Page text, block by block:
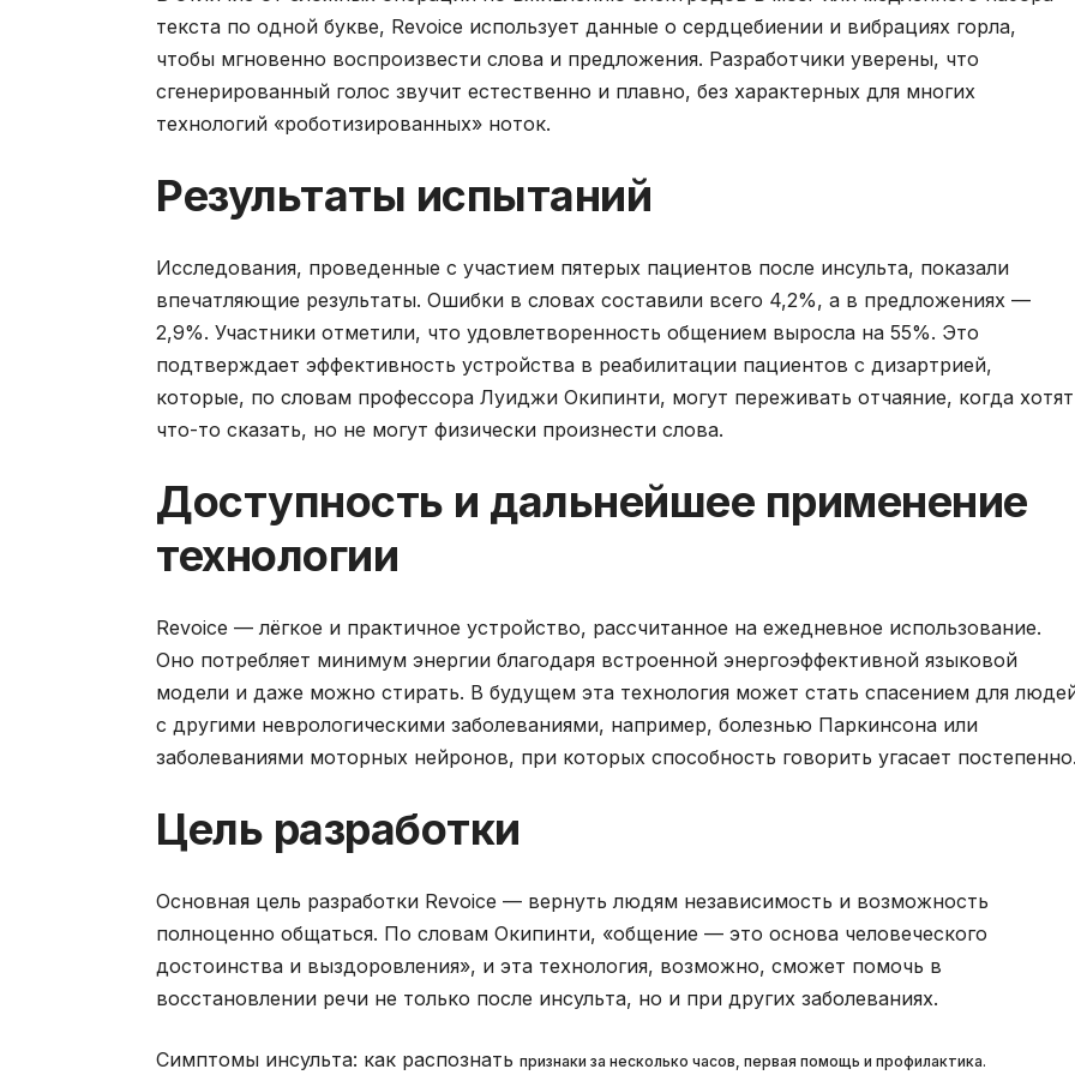
текста по одной букве, Revoice использует данные о сердцебиении и вибрациях горла,
чтобы мгновенно воспроизвести слова и предложения. Разработчики уверены, что
сгенерированный голос звучит естественно и плавно, без характерных для многих
технологий «роботизированных» ноток.
Результаты испытаний
Исследования, проведенные с участием пятерых пациентов после инсульта, показали
впечатляющие результаты. Ошибки в словах составили всего 4,2%, а в предложениях —
2,9%. Участники отметили, что удовлетворенность общением выросла на 55%. Это
подтверждает эффективность устройства в реабилитации пациентов с дизартрией,
которые, по словам профессора Луиджи Окипинти, могут переживать отчаяние, когда хотят
что-то сказать, но не могут физически произнести слова.
Доступность и дальнейшее применение
технологии
Revoice — лёгкое и практичное устройство, рассчитанное на ежедневное использование.
Оно потребляет минимум энергии благодаря встроенной энергоэффективной языковой
модели и даже можно стирать. В будущем эта технология может стать спасением для
с другими неврологическими заболеваниями, например, болезнью Паркинсона или
заболеваниями моторных нейронов, при которых способность говорить угасает постепенно.
Цель разработки
Основная цель разработки Revoice — вернуть людям независимость и возможность
полноценно общаться. По словам Окипинти, «общение — это основа человеческого
достоинства и выздоровления», и эта технология, возможно, сможет помочь в
восстановлении речи не только после инсульта, но и при других заболеваниях.
Симптомы инсульта: как распознать признаки за несколько часов, первая помощь и профилактика.